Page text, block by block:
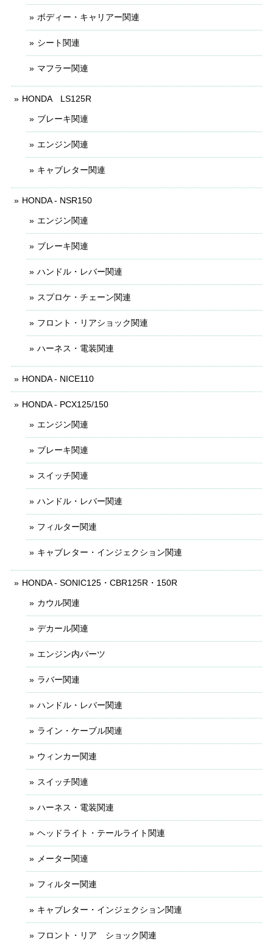
ボディー・キャリアー関連
シート関連
マフラー関連
HONDA LS125R
ブレーキ関連
エンジン関連
キャブレター関連
HONDA - NSR150
エンジン関連
ブレーキ関連
ハンドル・レバー関連
スプロケ・チェーン関連
フロント・リアショック関連
ハーネス・電装関連
HONDA - NICE110
HONDA - PCX125/150
エンジン関連
ブレーキ関連
スイッチ関連
ハンドル・レバー関連
フィルター関連
キャブレター・インジェクション関連
HONDA - SONIC125・CBR125R・150R
カウル関連
デカール関連
エンジン内パーツ
ラバー関連
ハンドル・レバー関連
ライン・ケーブル関連
ウィンカー関連
スイッチ関連
ハーネス・電装関連
ヘッドライト・テールライト関連
メーター関連
フィルター関連
キャブレター・インジェクション関連
フロント・リア ショック関連